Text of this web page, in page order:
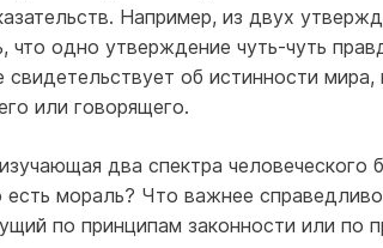
Например, из двух
одно утверждение чуть-чуть
об истинности мира,
или говорящего.
два спектра
мораль? Что важнее
по принципам законности или по